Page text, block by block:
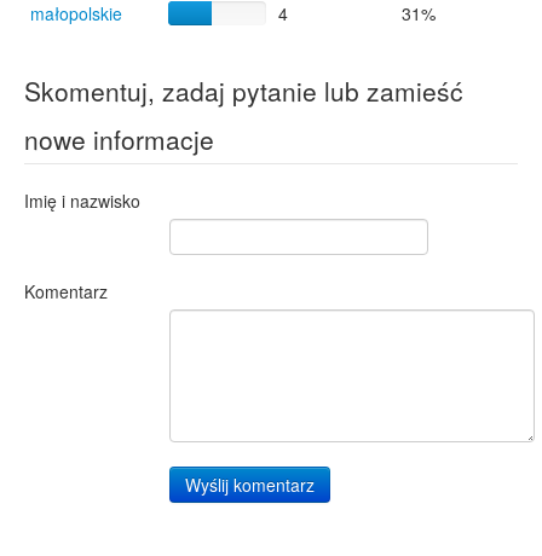
małopolskie
4 31%
Skomentuj, zadaj pytanie lub zamieść
nowe informacje
Imię i nazwisko
Komentarz
Wyślij komentarz